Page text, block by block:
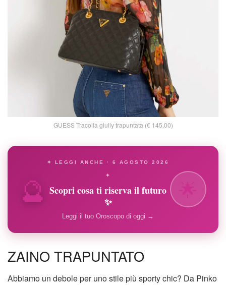
GUESS Tracolla giully trapuntata (€ 145,00)
🔮
✦ LEGGI ANCHE · 6 AGOSTO 2026
✦
Scopri cosa ti riserva il futuro
✨
Leggi il tuo Oroscopo di oggi →
ZAINO TRAPUNTATO
Abbiamo un debole per uno stile più sporty chic? Da Pinko